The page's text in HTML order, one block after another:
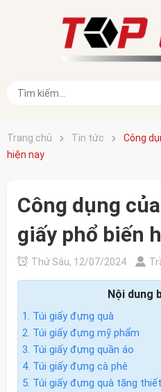
Trang chủ Tin tức
Công
hiện nay
Công dụng
giấy phổ biến
Thứ Sáu, 12/07/2024
Nội dung
1. Túi giấy đựng quà
2. Túi giấy đựng mỹ phẩm
3. Túi giấy đựng quần áo
4. Túi giấy đựng cà phê
5. Túi giấy đựng quà tặng